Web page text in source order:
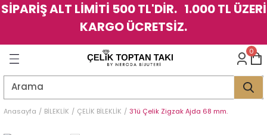
SİPARİŞ ALT LİMİTİ 500 TL'DİR. 1.000 TL ÜZERİ
KARGO ÜCRETSİZ.
Geri Dön
Geri Dön
Geri Dön
Geri Dön
Geri Dön
Geri Dön
0
Anasayfa BİLEKLİK ÇELİK BİLEKLİK 3’lü Çelik Zigzak Ajda 68 mm.
Geri Dön
Geri Dön
Geri Dön
Geri Dön
Geri Dön
Geri Dön